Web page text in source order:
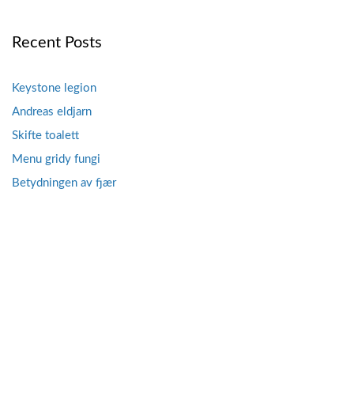
Recent Posts
Keystone legion
Andreas eldjarn
Skifte toalett
Menu gridy fungi
Betydningen av fjær